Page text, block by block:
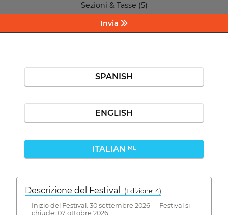
Sezioni & Tasse (5)
Invia
SPANISH
ENGLISH
ITALIAN ML
Descrizione del Festival
( Edizione: 4)
Inizio del Festival: 30 settembre 2026 Festival si
chiude: 07 ottobre 2026